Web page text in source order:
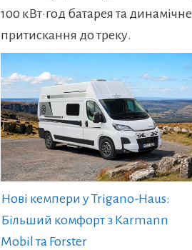
100 кВт·год батарея та динамічне
притискання до треку.
Нові кемпери у Trigano-Haus:
Більший комфорт з Karmann
Mobil та Forster